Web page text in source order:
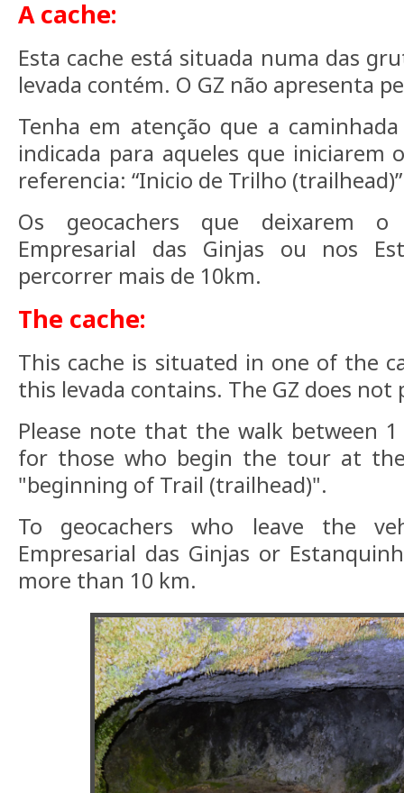
A cache:
Esta cache está situada numa das
levada contém. O GZ não apresenta
Tenha em atenção que a
indicada para aqueles que iniciarem
referencia: “Inicio de Trilho
Os geocachers que deixarem
Empresarial das Ginjas ou nos
percorrer mais de 10km.
The cache:
This cache is situated in one of the
this levada contains. The GZ does not
Please note that the walk between
for those who begin the tour at
"beginning of Trail (trailhead)".
To geocachers who leave the
Empresarial das Ginjas or
more than 10 km.